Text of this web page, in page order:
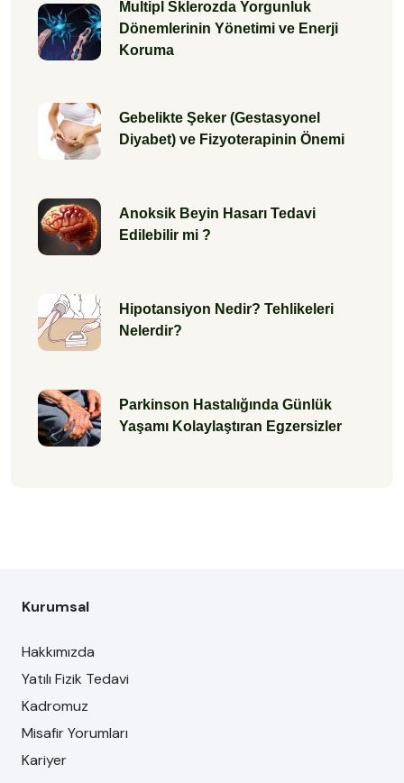
Multipl Sklerozda Yorgunluk
Dönemlerinin Yönetimi ve Enerji
Koruma
Gebelikte Şeker (Gestasyonel
Diyabet) ve Fizyoterapinin Önemi
Anoksik Beyin Hasarı Tedavi
Edilebilir mi ?
Hipotansiyon Nedir? Tehlikeleri
Nelerdir?
Parkinson Hastalığında Günlük
Yaşamı Kolaylaştıran Egzersizler
Kurumsal
Hakkımızda
Yatılı Fizik Tedavi
Kadromuz
Misafir Yorumları
Kariyer